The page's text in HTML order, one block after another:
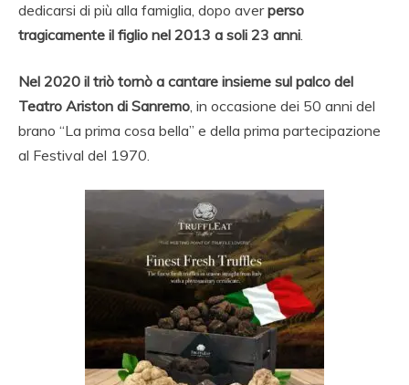
dedicarsi di più alla famiglia, dopo averperso
tragicamente il figlio nel 2013 a soli 23 anni.
Nel 2020 il triò tornò a cantare insieme sul palco del
Teatro Ariston di Sanremo, in occasione dei 50 anni del
brano “La prima cosa bella” e della prima partecipazione
al Festival del 1970.